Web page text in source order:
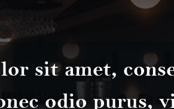
sit amet,
odio purus,